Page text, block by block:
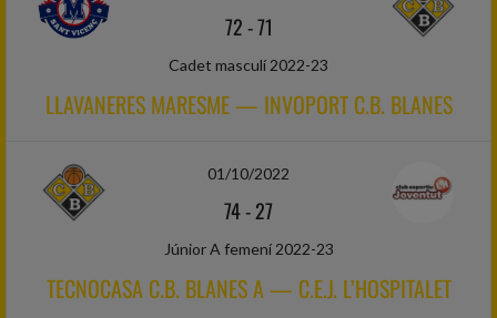
72-71
Cadet masculí 2022-23
LLAVANERES MARESME — INVOPORT C.B. BLANES
01/10/2022
74-27
Júnior A femení 2022-23
TECNOCASA C.B. BLANES A — C.E.J. L’HOSPITALET